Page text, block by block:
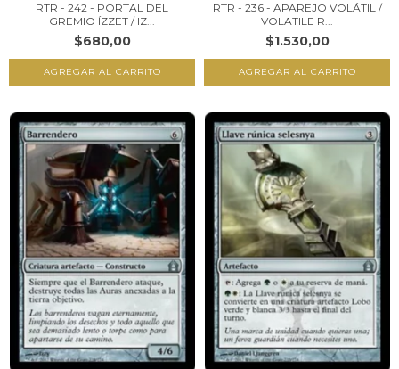
RTR - 242 - PORTAL DEL
GREMIO ÍZZET / IZ...
$680,00
RTR - 236 - APAREJO VOLÁTIL /
VOLATILE R...
$1.530,00